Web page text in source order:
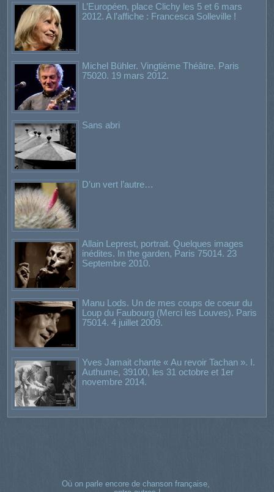
L’Européen, place Clichy les 5 et 6 mars
2012. A l’affiche : Francesca Solleville !
Michel Bühler. Vingtième Théâtre. Paris
75020. 19 mars 2012.
Sans abri
D’un vert l’autre…
Allain Leprest, portrait. Quelques images
inédites. In the garden, Paris 75014. 23
Septembre 2010.
Manu Lods. Un de mes coups de coeur du
Loup du Faubourg (Merci les Louves). Paris
75014. 4 juillet 2009.
Yves Jamait chante « Au revoir Tachan ». I.
Authume, 39100, les 31 octobre et 1er
novembre 2014.
Où on parle encore de chanson française,